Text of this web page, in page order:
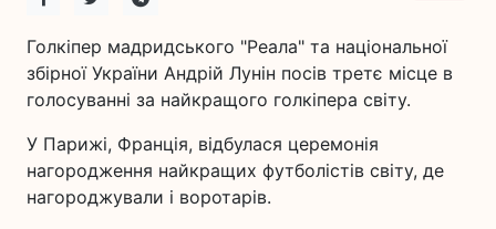
Голкіпер мадридського "Реала" та національної
збірної України Андрій Лунін посів третє місце в
голосуванні за найкращого голкіпера світу.
У Парижі, Франція, відбулася церемонія
нагородження найкращих футболістів світу, де
нагороджували і воротарів.